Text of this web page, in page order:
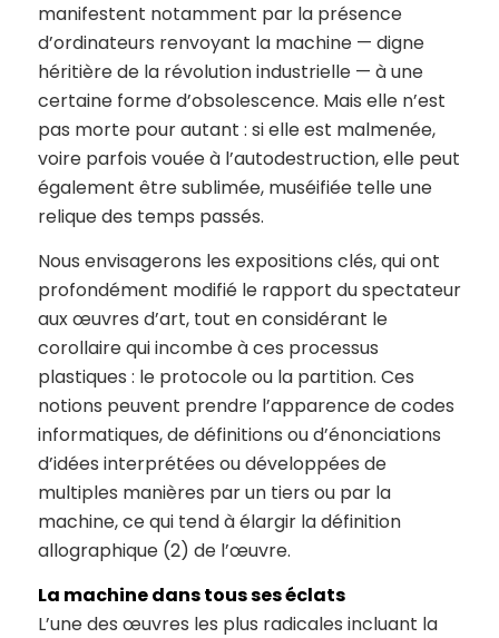
manifestent notamment par la présence
d’ordinateurs renvoyant la machine — digne
héritière de la révolution industrielle — à une
certaine forme d’obsolescence. Mais elle n’est
pas morte pour autant : si elle est malmenée,
voire parfois vouée à l’autodestruction, elle peut
également être sublimée, muséifiée telle une
relique des temps passés.
Nous envisagerons les expositions clés, qui ont
profondément modifié le rapport du spectateur
aux œuvres d’art, tout en considérant le
corollaire qui incombe à ces processus
plastiques : le protocole ou la partition. Ces
notions peuvent prendre l’apparence de codes
informatiques, de définitions ou d’énonciations
d’idées interprétées ou développées de
multiples manières par un tiers ou par la
machine, ce qui tend à élargir la définition
allographique (2) de l’œuvre.
La machine dans tous ses éclats
L’une des œuvres les plus radicales incluant la